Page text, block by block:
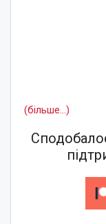
(більше…)